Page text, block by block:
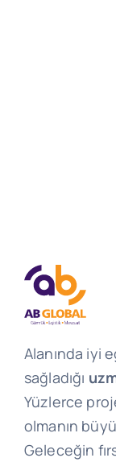
Alanında iyi
sağladığı
Yüzlerce
olmanın
Geleceğin